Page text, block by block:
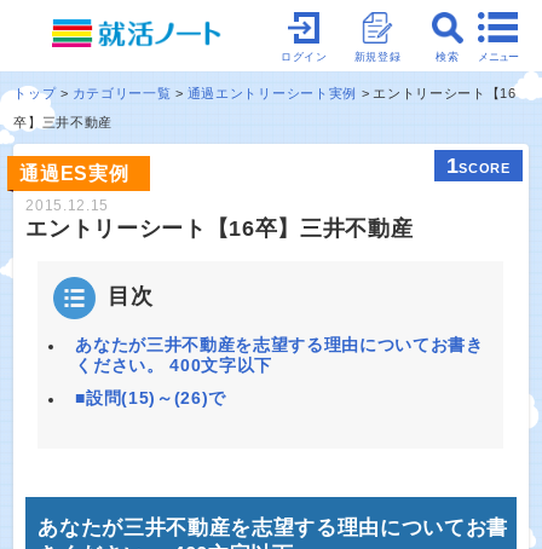
メニュー
検索
新規登録
ログイン
トップ カテゴリー一覧 通過エントリーシート実例
エントリーシート【16
卒】三井不動産
通過ES実例 1SCORE
2015.12.15
エントリーシート【16卒】三井不動産
目次
あなたが三井不動産を志望する理由についてお書き
ください。 400文字以下
■設問(15)～(26)で
あなたが三井不動産を志望する理由についてお書